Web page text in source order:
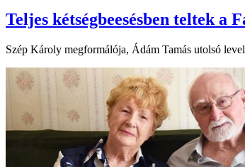
Teljes kétségbeesésben teltek a
Szép Károly megformálója, Ádám Tamás utolsó